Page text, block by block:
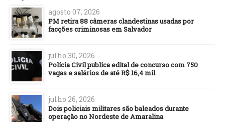
agosto 07, 2026
PM retira 88 câmeras clandestinas usadas por
facções criminosas em Salvador
julho 30, 2026
Polícia Civil publica edital de concurso com 750
vagas e salários de até R$ 16,4 mil
julho 26, 2026
Dois policiais militares são baleados durante
operação no Nordeste de Amaralina